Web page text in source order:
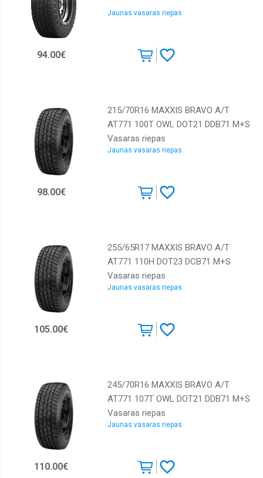
Starmaxx
Sunny
Winrun
Yokohama
Jaunas vasaras riepas
94.00€
215/70R16 MAXXIS BRAVO A/T
AT771 100T OWL DOT21 DDB71 M+S
Vasaras riepas
Jaunas vasaras riepas
98.00€
255/65R17 MAXXIS BRAVO A/T
AT771 110H DOT23 DCB71 M+S
Vasaras riepas
Jaunas vasaras riepas
105.00€
245/70R16 MAXXIS BRAVO A/T
AT771 107T OWL DOT21 DDB71 M+S
Vasaras riepas
Jaunas vasaras riepas
110.00€